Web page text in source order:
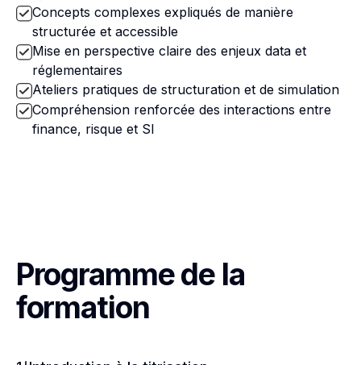
Concepts complexes expliqués de manière
structurée et accessible
Mise en perspective claire des enjeux data et
réglementaires
Ateliers pratiques de structuration et de simulation
Compréhension renforcée des interactions entre
finance, risque et SI
Programme de la
formation